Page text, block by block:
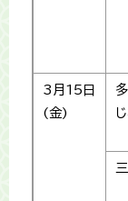
3月15日
(金)